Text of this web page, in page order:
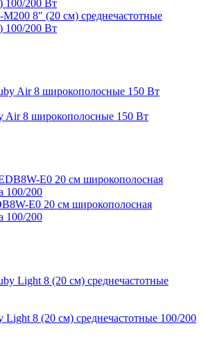
8" (20 см) среднечастотные
100/200 Вт
Air 8 широкополосные 150 Вт
E0 20 см широкополосная
100/200
Light 8 (20 см) среднечастотные 100/200